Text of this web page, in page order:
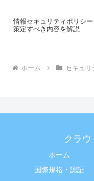
情報セキュリティポリシ
策定すべき内容を解説
ホーム セキュリ
クラ
ホーム
国際規格・認証